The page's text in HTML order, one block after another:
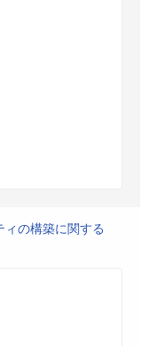
の構築に関する